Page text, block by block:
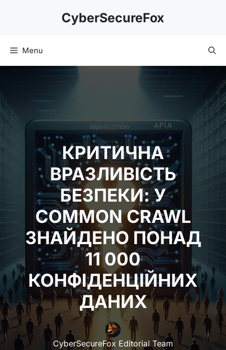
CyberSecureFox
Menu
КРИТИЧНА
ВРАЗЛИВІСТЬ
БЕЗПЕКИ: У
COMMON CRAWL
ЗНАЙДЕНО ПОНАД
11 000
КОНФІДЕНЦІЙНИХ
ДАНИХ
CyberSecureFox Editorial Team